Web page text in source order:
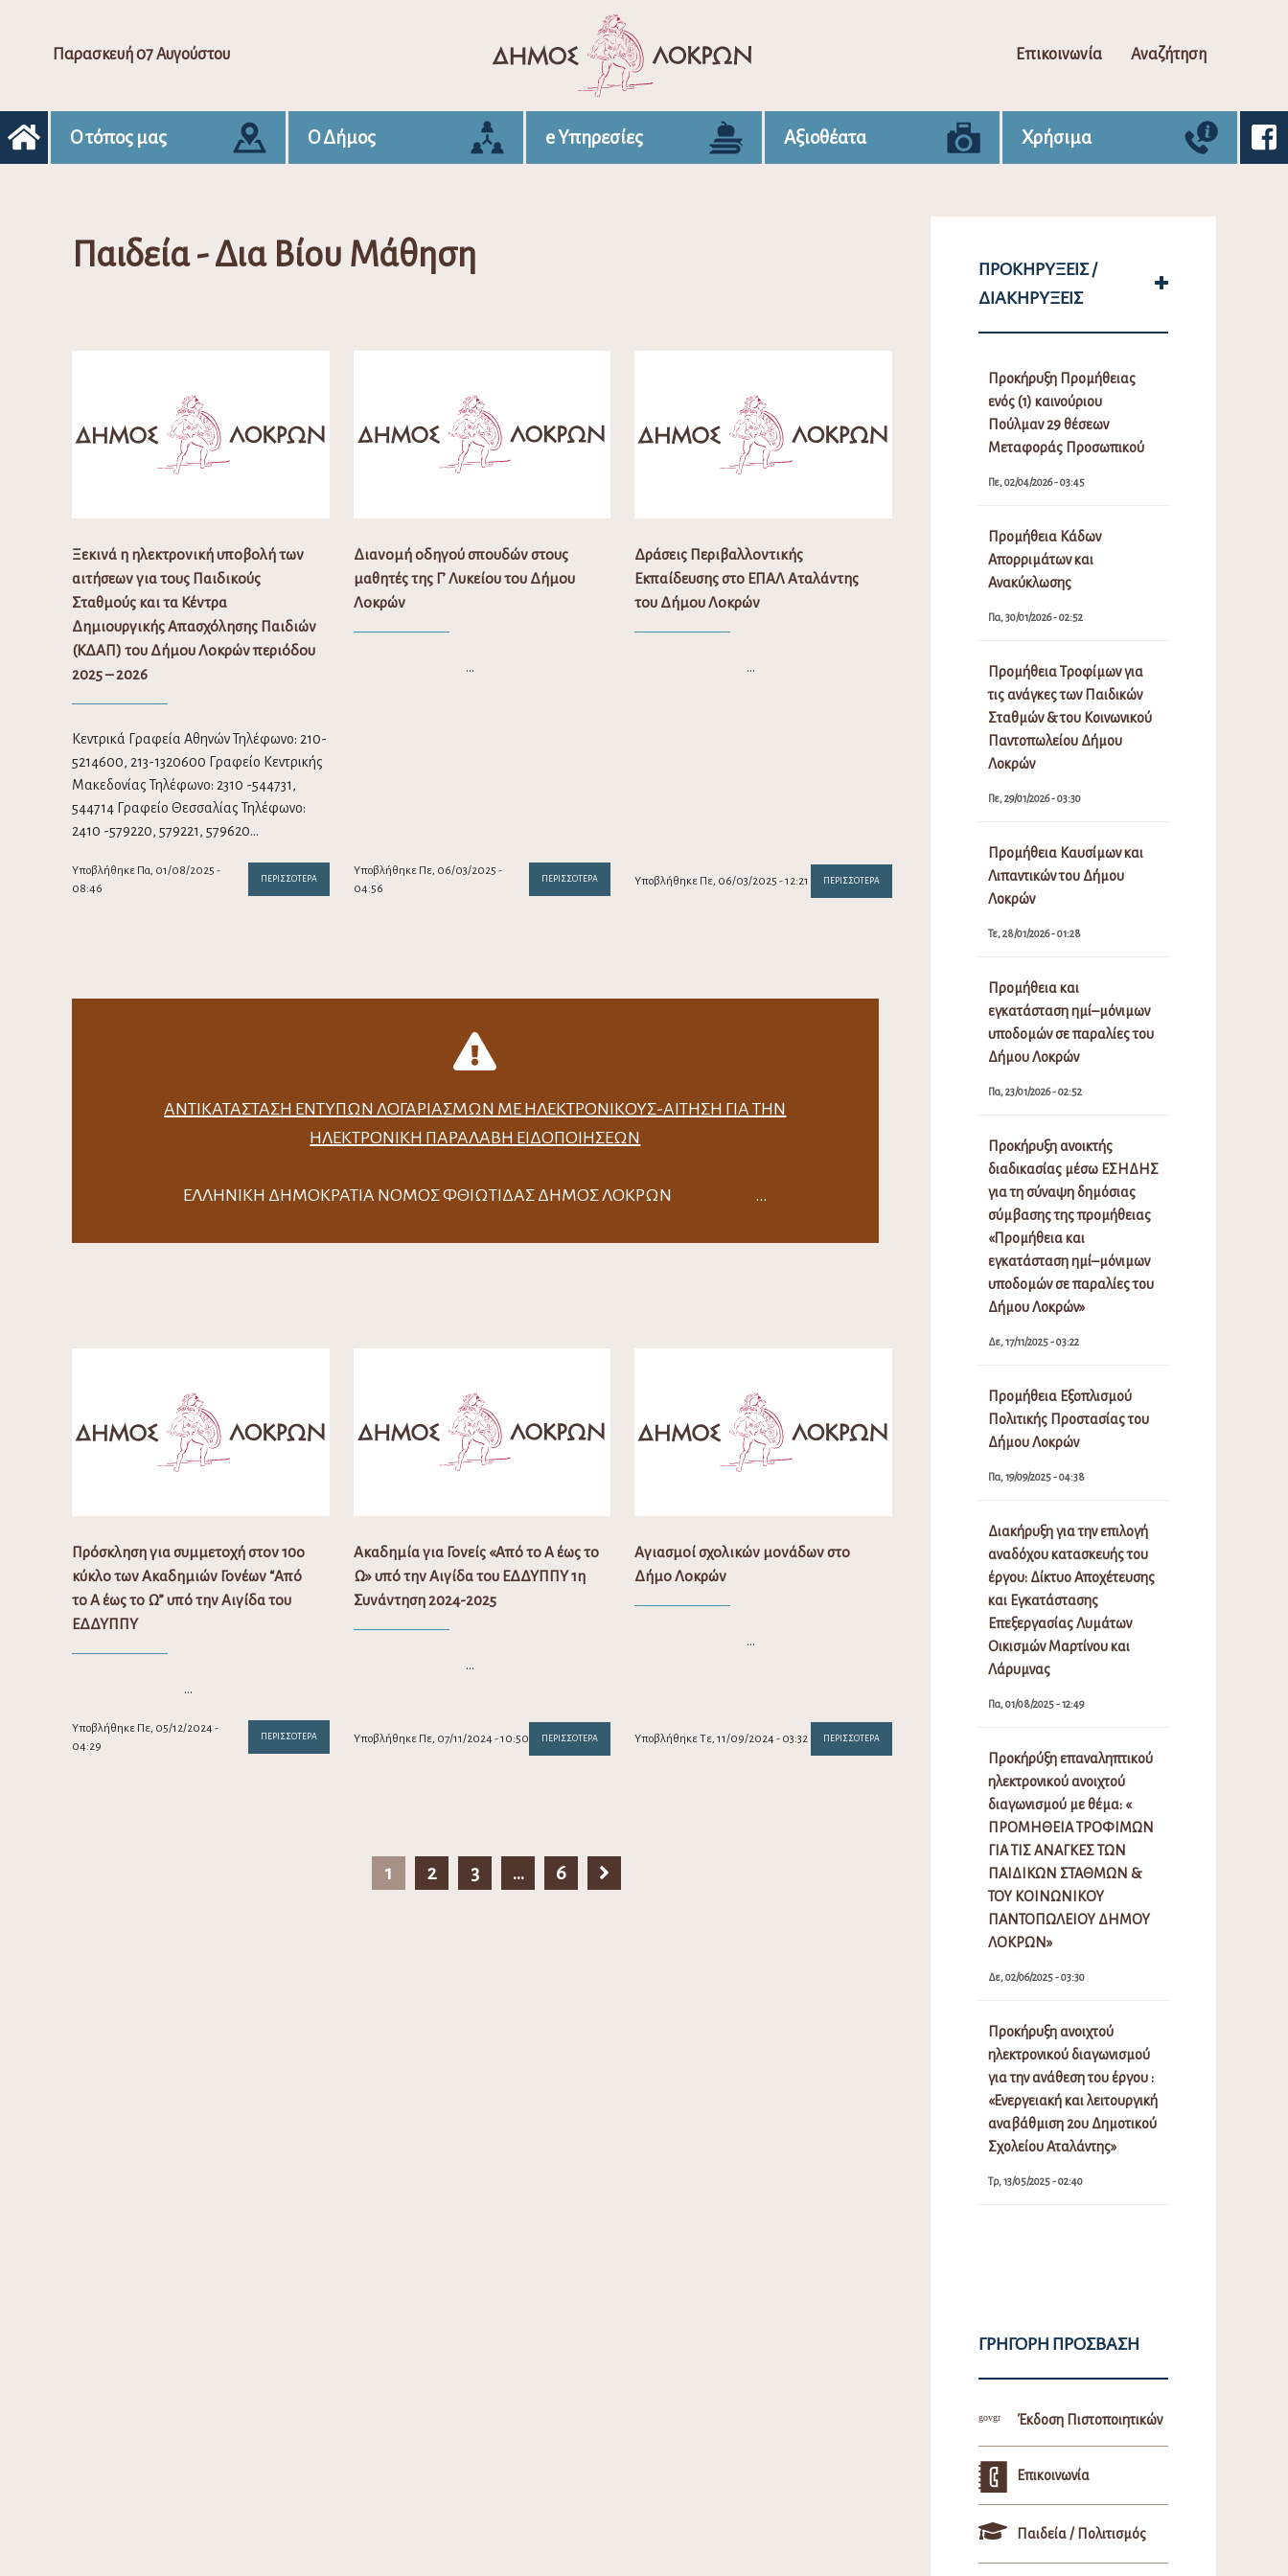
Παρασκευή 07 Αυγούστου Επικοινωνία Αναζήτηση
Ο τόπος μας Ο Δήμος e Υπηρεσίες Αξιοθέατα Χρήσιμα
Παιδεία - Δια Βίου Μάθηση
Ξεκινά η ηλεκτρονική υποβολή των
αιτήσεων για τους Παιδικούς
Σταθμούς και τα Κέντρα
Δημιουργικής Απασχόλησης Παιδιών
(ΚΔΑΠ) του Δήμου Λοκρών περιόδου
2025 – 2026
Κεντρικά Γραφεία Αθηνών Τηλέφωνο: 210-
5214600, 213-1320600 Γραφείο Κεντρικής
Μακεδονίας Τηλέφωνο: 2310 -544731,
544714 Γραφείο Θεσσαλίας Τηλέφωνο:
2410 -579220, 579221, 579620…
Υποβλήθηκε Πα, 01/08/2025 -
08:46
ΠΕΡΙΣΣΌΤΕΡΑ
Διανομή οδηγού σπουδών στους
μαθητές της Γ’ Λυκείου του Δήμου
Λοκρών
…
Υποβλήθηκε Πε, 06/03/2025 -
04:56
ΠΕΡΙΣΣΌΤΕΡΑ
Δράσεις Περιβαλλοντικής
Εκπαίδευσης στο ΕΠΑΛ Αταλάντης
του Δήμου Λοκρών
…
Υποβλήθηκε Πε, 06/03/2025 - 12:21 ΠΕΡΙΣΣΌΤΕΡΑ
ΑΝΤΙΚΑΤΆΣΤΑΣΗ ΈΝΤΥΠΩΝ ΛΟΓΑΡΙΑΣΜΏΝ ΜΕ ΗΛΕΚΤΡΟΝΙΚΟΎΣ-ΑΊΤΗΣΗ ΓΙΑ ΤΗΝ
ΗΛΕΚΤΡΟΝΙΚΉ ΠΑΡΑΛΑΒΉ ΕΙΔΟΠΟΙΉΣΕΩΝ
ΕΛΛΗΝΙΚΗ ΔΗΜΟΚΡΑΤΙΑ ΝΟΜΟΣ ΦΘΙΩΤΙΔΑΣ ΔΗΜΟΣ ΛΟΚΡΩΝ …
Πρόσκληση για συμμετοχή στον 10ο
κύκλο των Ακαδημιών Γονέων “Από
το Α έως το Ω” υπό την Αιγίδα του
ΕΔΔΥΠΠΥ
…
Υποβλήθηκε Πε, 05/12/2024 -
04:29
ΠΕΡΙΣΣΌΤΕΡΑ
Ακαδημία για Γονείς «Από το Α έως το
Ω» υπό την Αιγίδα του ΕΔΔΥΠΠΥ 1η
Συνάντηση 2024-2025
…
Υποβλήθηκε Πε, 07/11/2024 - 10:50 ΠΕΡΙΣΣΌΤΕΡΑ
Αγιασμοί σχολικών μονάδων στο
Δήμο Λοκρών
…
Υποβλήθηκε Τε, 11/09/2024 - 03:32 ΠΕΡΙΣΣΌΤΕΡΑ
1 2 3 … 6
ΠΡΟΚΗΡΎΞΕΙΣ /
ΔΙΑΚΗΡΎΞΕΙΣ
Προκήρυξη Προμήθειας
ενός (1) καινούριου
Πούλμαν 29 θέσεων
Μεταφοράς Προσωπικού
Πε, 02/04/2026 - 03:45
Προμήθεια Κάδων
Απορριμάτων και
Ανακύκλωσης
Πα, 30/01/2026 - 02:52
Προμήθεια Τροφίμων για
τις ανάγκες των Παιδικών
Σταθμών & του Κοινωνικού
Παντοπωλείου Δήμου
Λοκρών
Πε, 29/01/2026 - 03:30
Προμήθεια Καυσίμων και
Λιπαντικών του Δήμου
Λοκρών
Τε, 28/01/2026 - 01:28
Προμήθεια και
εγκατάσταση ημί–μόνιμων
υποδομών σε παραλίες του
Δήμου Λοκρών
Πα, 23/01/2026 - 02:52
Προκήρυξη ανοικτής
διαδικασίας μέσω ΕΣΗΔΗΣ
για τη σύναψη δημόσιας
σύμβασης της προμήθειας
«Προμήθεια και
εγκατάσταση ημί–μόνιμων
υποδομών σε παραλίες του
Δήμου Λοκρών»
Δε, 17/11/2025 - 03:22
Προμήθεια Εξοπλισμού
Πολιτικής Προστασίας του
Δήμου Λοκρών
Πα, 19/09/2025 - 04:38
Διακήρυξη για την επιλογή
αναδόχου κατασκευής του
έργου: Δίκτυο Αποχέτευσης
και Εγκατάστασης
Επεξεργασίας Λυμάτων
Οικισμών Μαρτίνου και
Λάρυμνας
Πα, 01/08/2025 - 12:49
Προκήρύξη επαναληπτικού
ηλεκτρονικού ανοιχτού
διαγωνισμού με θέμα: «
ΠΡΟΜΗΘΕΙΑ ΤΡΟΦΙΜΩΝ
ΓΙΑ ΤΙΣ ΑΝΑΓΚΕΣ ΤΩΝ
ΠΑΙΔΙΚΩΝ ΣΤΑΘΜΩΝ &
ΤΟΥ ΚΟΙΝΩΝΙΚΟΥ
ΠΑΝΤΟΠΩΛΕΙΟΥ ΔΗΜΟΥ
ΛΟΚΡΩΝ»
Δε, 02/06/2025 - 03:30
Προκήρυξη ανοιχτού
ηλεκτρονικού διαγωνισμού
για την ανάθεση του έργου :
«Ενεργειακή και λειτουργική
αναβάθμιση 2ου Δημοτικού
Σχολείου Αταλάντης»
Τρ, 13/05/2025 - 02:40
ΓΡΉΓΟΡΗ ΠΡΌΣΒΑΣΗ
Έκδοση Πιστοποιητικών
Επικοινωνία
Παιδεία / Πολιτισμός